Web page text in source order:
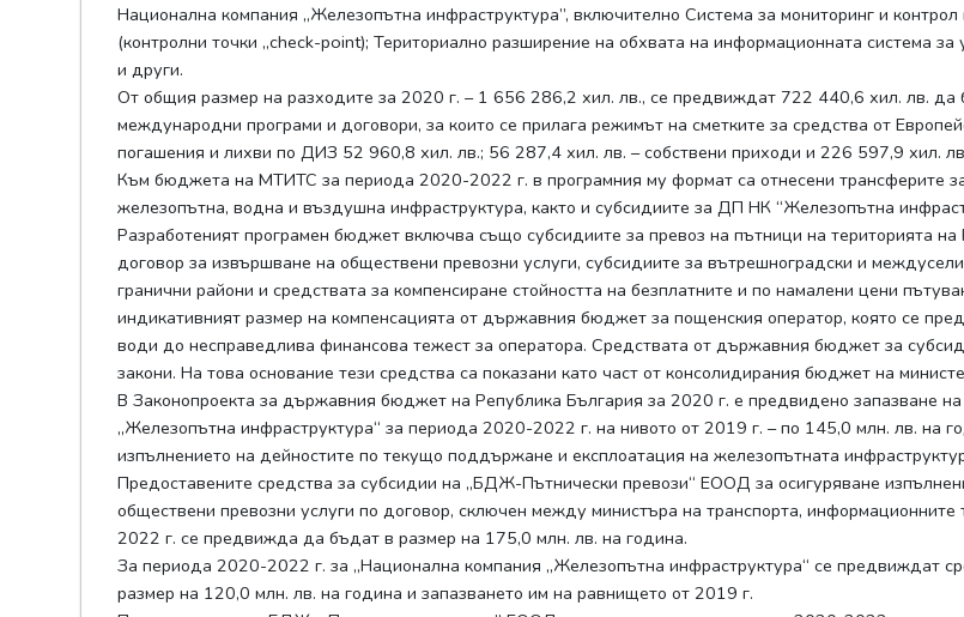
Национална компания „Железопътна инфраструктура”, включително Система за мониторинг и
(контролни точки „check-point); Териториално разширение на обхвата на информационната система
и други.
От общия размер на разходите за 2020 г. – 1 656 286,2 хил. лв., се предвиждат 722 440,6 хил. лв. да
международни програми и договори, за които се прилага режимът на сметките за средства от
погашения и лихви по ДИЗ 52 960,8 хил. лв.; 56 287,4 хил. лв. – собствени приходи и 226 597,9 хил.
Към бюджета на МТИТС за периода 2020-2022 г. в програмния му формат са отнесени трансферите
железопътна, водна и въздушна инфраструктура, както и субсидиите за ДП НК “Железопътна
Разработеният програмен бюджет включва също субсидиите за превоз на пътници на територията
договор за извършване на обществени превозни услуги, субсидиите за вътрешноградски и
гранични райони и средствата за компенсиране стойността на безплатните и по намалени цени
индикативният размер на компенсацията от държавния бюджет за пощенския оператор, която се
води до несправедлива финансова тежест за оператора. Средствата от държавния бюджет за
закони. На това основание тези средства са показани като част от консолидирания бюджет на
В Законопроекта за държавния бюджет на Република България за 2020 г. е предвидено запазване
„Железопътна инфраструктура“ за периода 2020-2022 г. на нивото от 2019 г. – по 145,0 млн. лв. на
изпълнението на дейностите по текущо поддържане и експлоатация на железопътната
Предоставените средства за субсидии на „БДЖ-Пътнически превози“ ЕООД за осигуряване
обществени превозни услуги по договор, сключен между министъра на транспорта,
2022 г. се предвижда да бъдат в размер на 175,0 млн. лв. на година.
За периода 2020-2022 г. за „Национална компания „Железопътна инфраструктура“ се предвиждат
размер на 120,0 млн. лв. на година и запазването им на равнището от 2019 г.